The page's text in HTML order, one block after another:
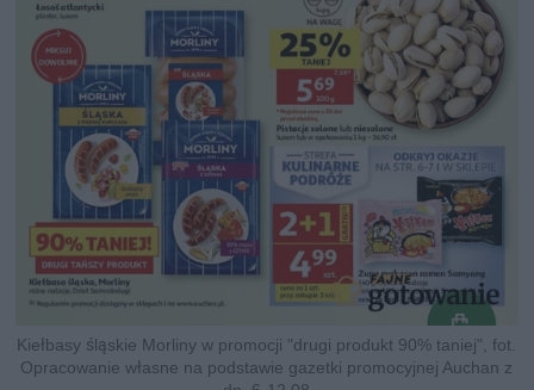
Kiełbasy śląskie Morliny w promocji "drugi produkt 90% taniej", fot.
Opracowanie własne na podstawie gazetki promocyjnej Auchan z